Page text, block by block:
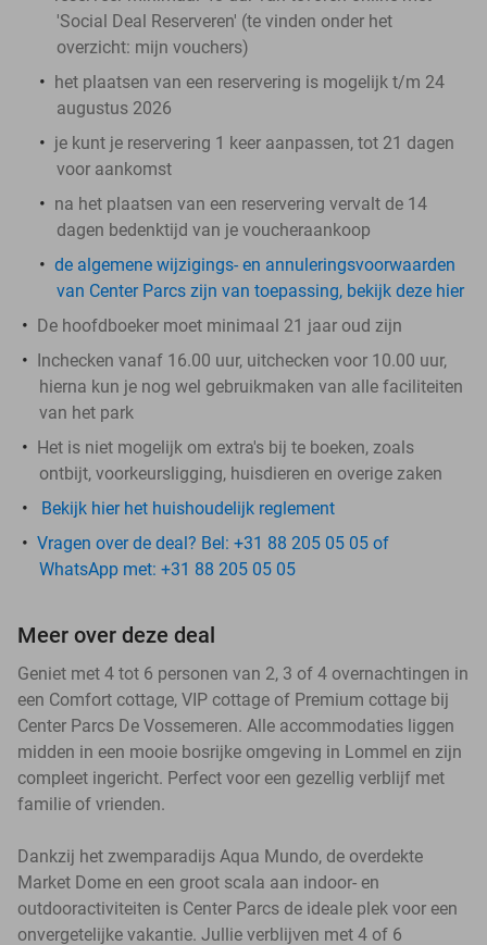
'Social Deal Reserveren' (te vinden onder het
overzicht: mijn vouchers)
het plaatsen van een reservering is mogelijk t/m 24
augustus 2026
je kunt je reservering 1 keer aanpassen, tot 21 dagen
voor aankomst
na het plaatsen van een reservering vervalt de 14
dagen bedenktijd van je voucheraankoop
de algemene wijzigings- en annuleringsvoorwaarden
van Center Parcs zijn van toepassing, bekijk deze hier
De hoofdboeker moet minimaal 21 jaar oud zijn
Inchecken vanaf 16.00 uur, uitchecken voor 10.00 uur,
hierna kun je nog wel gebruikmaken van alle faciliteiten
van het park
Het is niet mogelijk om extra's bij te boeken, zoals
ontbijt, voorkeursligging, huisdieren en overige zaken
Bekijk hier het huishoudelijk reglement
Vragen over de deal? Bel: +31 88 205 05 05 of
WhatsApp met: +31 88 205 05 05
Meer over deze deal
Geniet met 4 tot 6 personen van 2, 3 of 4 overnachtingen in
een Comfort cottage, VIP cottage of Premium cottage bij
Center Parcs De Vossemeren. Alle accommodaties liggen
midden in een mooie bosrijke omgeving in Lommel en zijn
compleet ingericht. Perfect voor een gezellig verblijf met
familie of vrienden.
Dankzij het zwemparadijs Aqua Mundo, de overdekte
Market Dome en een groot scala aan indoor- en
outdooractiviteiten is Center Parcs de ideale plek voor een
onvergetelijke vakantie. Jullie verblijven met 4 of 6